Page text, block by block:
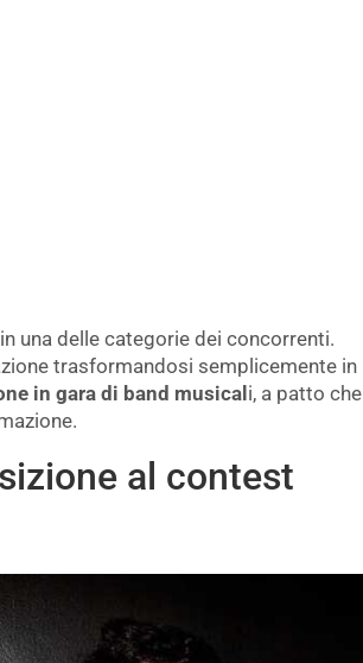
una delle categorie dei concorrenti.
trasformandosi semplicemente in
in gara di band musicali, a patto che
al contest